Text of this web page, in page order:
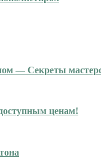
— Секреты
ценам!